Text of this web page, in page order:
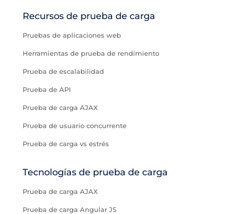
Recursos de prueba de carga
Pruebas de aplicaciones web
Herramientas de prueba de rendimiento
Prueba de escalabilidad
Prueba de API
Prueba de carga AJAX
Prueba de usuario concurrente
Prueba de carga vs estrés
Tecnologías de prueba de carga
Prueba de carga AJAX
Prueba de carga Angular JS